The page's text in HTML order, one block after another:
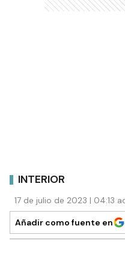
INTERIOR
17 de julio de 2023 | 04:13
Añadir como fuente en